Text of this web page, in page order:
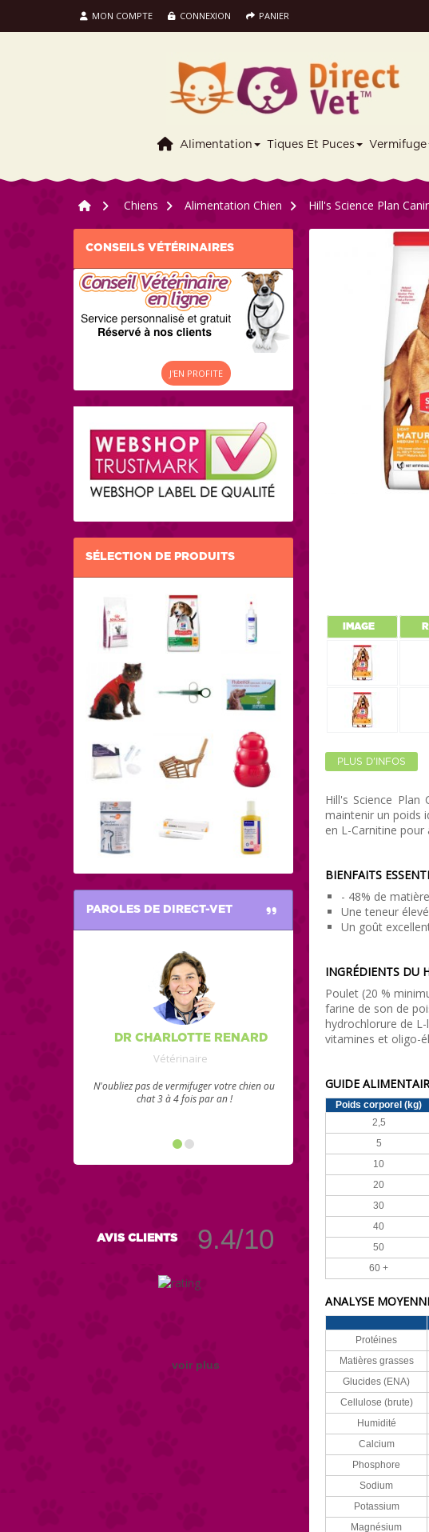
MON COMPTE CONNEXION PANIER
Alimentation Tiques Et Puces Vermifuge
> Chiens > Alimentation Chien > Hill's Science Plan
CONSEILS VÉTÉRINAIRES
J'EN PROFITE
SÉLECTION DE PRODUITS
PAROLES DE DIRECT-VET
DR CHARLOTTE RENARD
Vétérinaire
N'oubliez pas de vermifuger votre chien ou
chat 3 à 4 fois par an !
AVIS CLIENTS 9.4/10
voir plus
IMAGE
PLUS D'INFOS
Hill's Science
maintenir un poids
en L-Carnitine pour
BIENFAITS
- 48% de
Une teneur
Un goût
INGRÉDIENTS DU
Poulet (20 %
farine de son de
hydrochlorure de
vitamines et oligo-
GUIDE
Poids corporel (kg)
2,5
5
10
20
30
40
50
60 +
ANALYSE
Protéines
Matières grasses
Glucides (ENA)
Cellulose (brute)
Humidité
Calcium
Phosphore
Sodium
Potassium
Magnésium